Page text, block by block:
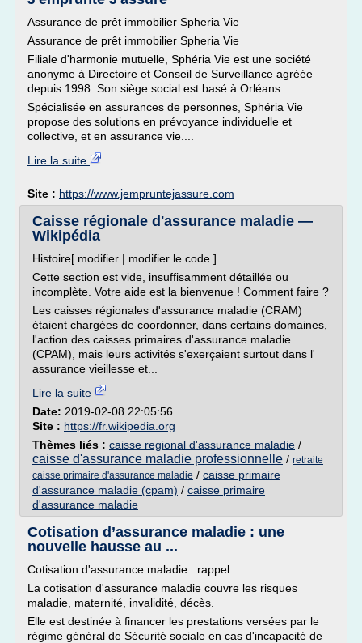
Assurance de prêt immobilier Spheria Vie
Assurance de prêt immobilier Spheria Vie
Filiale d'harmonie mutuelle, Sphéria Vie est une société
anonyme à Directoire et Conseil de Surveillance agréée
depuis 1998. Son siège social est basé à Orléans.
Spécialisée en assurances de personnes, Sphéria Vie
propose des solutions en prévoyance individuelle et
collective, et en assurance vie....
Lire la suite
Site : https://www.jempruntejassure.com
Caisse régionale d'assurance maladie —
Wikipédia
Histoire[ modifier | modifier le code ]
Cette section est vide, insuffisamment détaillée ou
incomplète. Votre aide est la bienvenue ! Comment faire ?
Les caisses régionales d'assurance maladie (CRAM)
étaient chargées de coordonner, dans certains domaines,
l'action des caisses primaires d'assurance maladie
(CPAM), mais leurs activités s'exerçaient surtout dans l'
assurance vieillesse et...
Lire la suite
Date: 2019-02-08 22:05:56
Site : https://fr.wikipedia.org
Thèmes liés : caisse regional d'assurance maladie /
caisse d'assurance maladie professionnelle / retraite
caisse primaire d'assurance maladie / caisse primaire
d'assurance maladie (cpam) / caisse primaire
d'assurance maladie
Cotisation d’assurance maladie : une
nouvelle hausse au ...
Cotisation d'assurance maladie : rappel
La cotisation d'assurance maladie couvre les risques
maladie, maternité, invalidité, décès.
Elle est destinée à financer les prestations versées par le
régime général de Sécurité sociale en cas d'incapacité de